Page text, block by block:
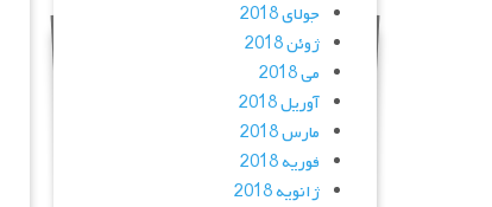
جولای 2018
ژوئن 2018
می 2018
آوریل 2018
مارس 2018
فوریه 2018
ژانویه 2018